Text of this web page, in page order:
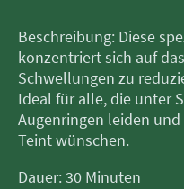
Beschreibung: Diese
konzentriert sich auf
Schwellungen zu
Ideal für alle, die unter
Augenringen leiden
Teint wünschen.
Dauer: 30 Minuten